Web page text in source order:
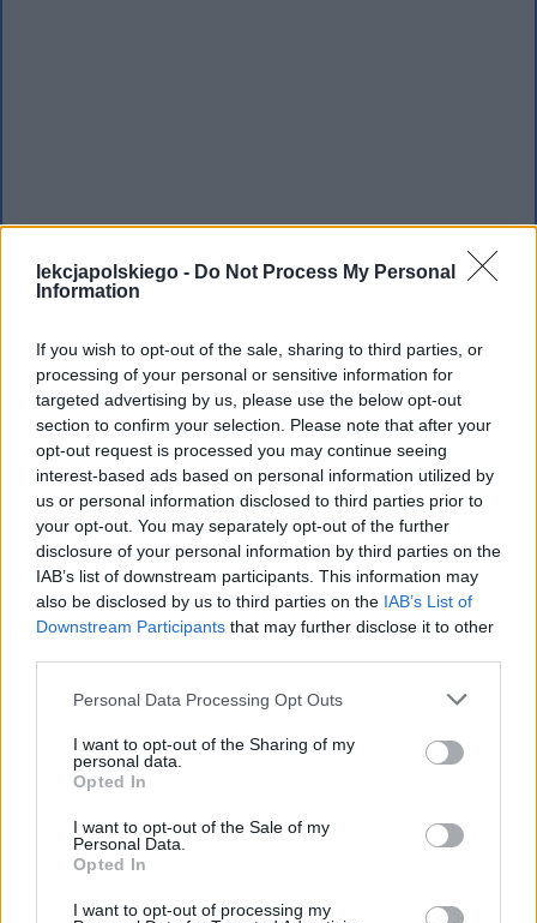
lekcjapolskiego - Do Not Process My Personal
Information
If you wish to opt-out of the sale, sharing to third parties, or
processing of your personal or sensitive information for
targeted advertising by us, please use the below opt-out
section to confirm your selection. Please note that after your
opt-out request is processed you may continue seeing
interest-based ads based on personal information utilized by
us or personal information disclosed to third parties prior to
your opt-out. You may separately opt-out of the further
disclosure of your personal information by third parties on the
IAB’s list of downstream participants. This information may
also be disclosed by us to third parties on the IAB’s List of
Downstream Participants that may further disclose it to other
Personal Data Processing Opt Outs
I want to opt-out of the Sharing of my
personal data.
Opted In
I want to opt-out of the Sale of my
Personal Data.
Opted In
I want to opt-out of processing my
starą lichwiarkę, sądząc, że jest to czyn
genialną jednostką. W trakcie
morderstwa okazuje się jednak, że
Raskolnikow jest zwykłym człowiekiem i
szybko dopadają go wyrzuty sumienia.
Zaczyna on popadać w obłęd, którego
źródłem jest popełniona zbrodnia
trzymana przez niego w tajemnicy. Do
przyznania się do winy Raskolnikowa
namawia jego ukochana, Sonia
zgłasza się na policję i wyznaje swoje
winy. Zostaje za karę wysłani na Syberię,
gdzie pracuje w ciężkich warunkach,
Jednak przyznanie się do winy i przyjęcie
na siebie kary uwalnia Raskolnikowa od